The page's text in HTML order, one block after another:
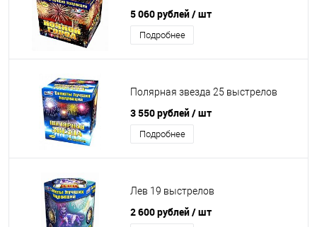
5 060 рублей/ шт
Подробнее
Полярная звезда 25 выстрелов
3 550 рублей/ шт
Подробнее
Лев 19 выстрелов
2 600 рублей/ шт